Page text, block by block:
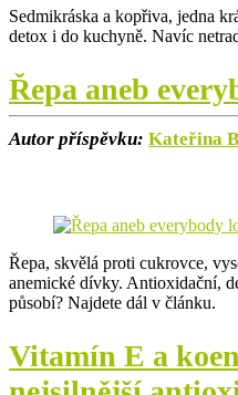
Sedmikráska a kopřiva, jedna
detox i do kuchyně. Navíc
Řepa aneb
Autor příspěvku: Kateřina
Řepa, skvělá proti cukrovce,
anemické dívky. Antioxidační,
působí? Najdete dál v článku.
Vitamín E a